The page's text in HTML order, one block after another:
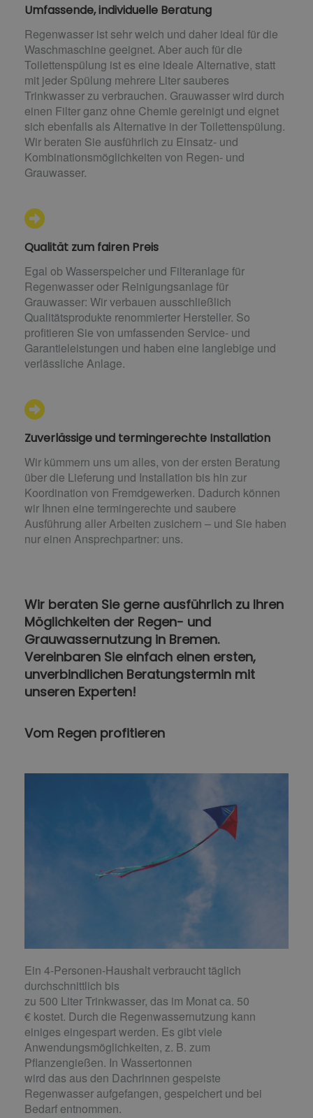
Umfassende, individuelle Beratung
Regenwasser ist sehr weich und daher ideal für die
Waschmaschine geeignet. Aber auch für die
Toilettenspülung ist es eine ideale Alternative, statt
mit jeder Spülung mehrere Liter sauberes
Trinkwasser zu verbrauchen. Grauwasser wird durch
einen Filter ganz ohne Chemie gereinigt und eignet
sich ebenfalls als Alternative in der Toilettenspülung.
Wir beraten Sie ausführlich zu Einsatz- und
Kombinationsmöglichkeiten von Regen- und
Grauwasser.
Qualität zum fairen Preis
Egal ob Wasserspeicher und Filteranlage für
Regenwasser oder Reinigungsanlage für
Grauwasser: Wir verbauen ausschließlich
Qualitätsprodukte renommierter Hersteller. So
profitieren Sie von umfassenden Service- und
Garantieleistungen und haben eine langlebige und
verlässliche Anlage.
Zuverlässige und termingerechte Installation
Wir kümmern uns um alles, von der ersten Beratung
über die Lieferung und Installation bis hin zur
Koordination von Fremdgewerken. Dadurch können
wir Ihnen eine termingerechte und saubere
Ausführung aller Arbeiten zusichern – und Sie haben
nur einen Ansprechpartner: uns.
Wir beraten Sie gerne ausführlich zu Ihren
Möglichkeiten der Regen- und
Grauwassernutzung in Bremen.
Vereinbaren Sie einfach einen ersten,
unverbindlichen Beratungstermin mit
unseren Experten!
Vom Regen profitieren
Ein 4-Personen-Haushalt verbraucht täglich
durchschnittlich bis
zu 500 Liter Trinkwasser, das im Monat ca. 50
€ kostet. Durch die Regenwassernutzung kann
einiges eingespart werden. Es gibt viele
Anwendungsmöglichkeiten, z. B. zum
Pflanzengießen. In Wassertonnen
wird das aus den Dachrinnen gespeiste
Regenwasser aufgefangen, gespeichert und bei
Bedarf entnommen.